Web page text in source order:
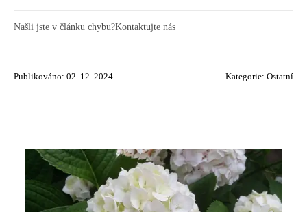
Našli jste v článku chybu?Kontaktujte nás
Publikováno: 02. 12. 2024 Kategorie: Ostatní